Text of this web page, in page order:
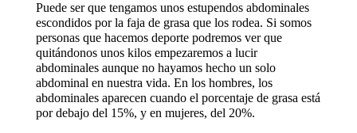
Puede ser que tengamos unos estupendos abdominales
escondidos por la faja de grasa que los rodea. Si somos
personas que hacemos deporte podremos ver que
quitándonos unos kilos empezaremos a lucir
abdominales aunque no hayamos hecho un solo
abdominal en nuestra vida. En los hombres, los
abdominales aparecen cuando el porcentaje de grasa está
por debajo del 15%, y en mujeres, del 20%.